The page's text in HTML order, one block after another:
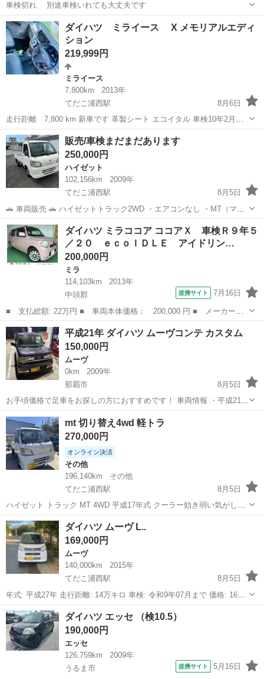
車検切れ 別途車検いれても大丈夫です
沖縄 島尻郡 奥武山公園駅 ミライース
ダイハツ ミライース X メモリアルエディ
ション
219,999円
ミライース
7,800km
2013年
てだこ浦西駅
8月6日
走行距離 7,800 km 新車です 革製シート エコイタル 車検10年2月ま
で エアコン. 良好な労働条件 Bluetooth音楽 禁煙車なし ペットなし
沖縄 宜野湾市 てだこ浦西駅 ミライース
販売/車検まだまだあります
250,000円
ハイゼット
102,156km
2009年
てだこ浦西駅
8月5日
🚗 車両販売 🚗 ハイゼットトラック2WD ・エアコンなし ・MT（マニ
ュアル車） 車検 2028年1月31 購入前に試乗していただき、車両状
態をご確認ください。 現在も仕事で使用しているため、走...
沖縄 中頭郡 てだこ浦西駅
ダイハツ ミラココア ココアＸ 車検Ｒ９年５
／２０ ｅｃｏＩＤＬＥ アイドリン…
200,000円
ミラ
114,103km
2013年
中頭郡
提携サイト 7月16日
■ 支払総額: 22万円 ■ 車両本体価格： 200,000 円 ■ メーカー
名： ダイハツ ■ 車種名： ミラココア ■ グレード名： ココア
Ｘ 車検Ｒ９年５／２０ ｅｃｏＩＤＬＥ アイドリングストップ
スマートキー タ...
沖縄 中頭郡 ミラ
平成21年 ダイハツ ムーヴコンテ カスタム
150,000円
ムーヴ
0km
2009年
那覇市
8月5日
お手頃価格で足車をお探しの方におすすめです！ 車両情報 ・平成21年
式 ・走行距離：約12.1万km（使用中のため多少増えます） ・車検：
令和8年8月21日まで ・スマートキー ・社外ナビ ・momoステアリン
グ ・電動...
沖縄 那覇市 ムーヴ
mt 切り替え4wd 軽トラ
270,000円
オンライン決済
その他
196,140km
その他
てだこ浦西駅
8月5日
ハイゼット トラック MT 4WD 平成17年式 クーラー効き弱い気がしま
す。 不具合等わかりません。 素人ですので質問返答できません、現車
確認時にしっかり見て判断して下さい。 購入の際は全額頂いてから名
義変更後に車体をお...
沖縄 国頭郡 てだこ浦西駅 その他
ダイハツ ムーヴ L..
169,000円
ムーヴ
140,000km
2015年
てだこ浦西駅
8月5日
年式: 平成27年 走行距離: 14万キロ 車検: 令和9年07月まで 価格: 16万
9千円 車両場所: 沖縄県中頭郡北中城村 ——----
沖縄 沖縄市 てだこ浦西駅 ムーヴ
ダイハツ エッセ （検10.5）
190,000円
エッセ
126,759km
2009年
うるま市
提携サイト 5月16日